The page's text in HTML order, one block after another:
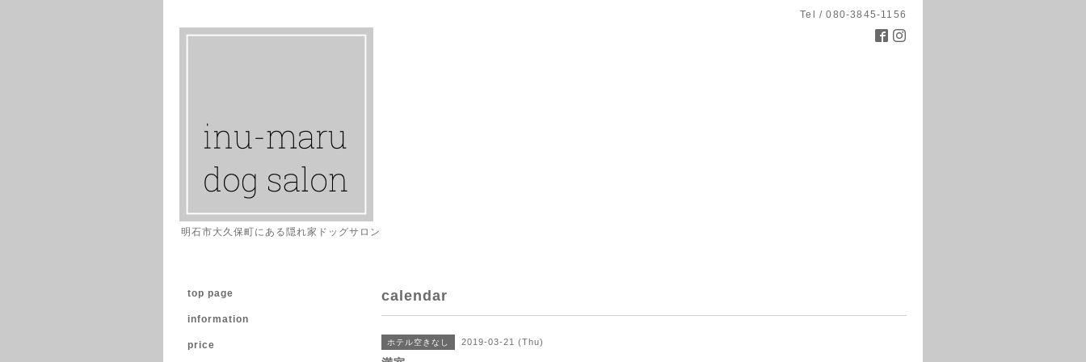
Tel / 080-3845-1156
明石市大久保町にある隠れ家ドッグサロン
calendar
ホテル空きなし 2019-03-21 (Thu)
top page
information
price